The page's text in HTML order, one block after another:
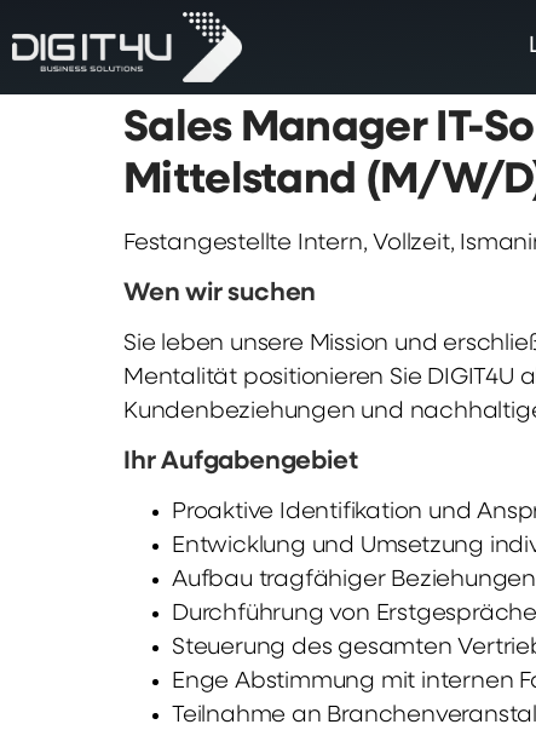
Sales Manager IT-
Mittelstand (M/W/
Festangestellte Intern, Vollzeit,
Wen wir suchen
Sie leben unsere Mission und
Mentalität positionieren Sie
Kundenbeziehungen und
Ihr Aufgabengebiet
Proaktive Identifikation und
Entwicklung und Umsetzung
Aufbau tragfähiger
Durchführung von
Steuerung des gesamten
Enge Abstimmung mit internen
Teilnahme an